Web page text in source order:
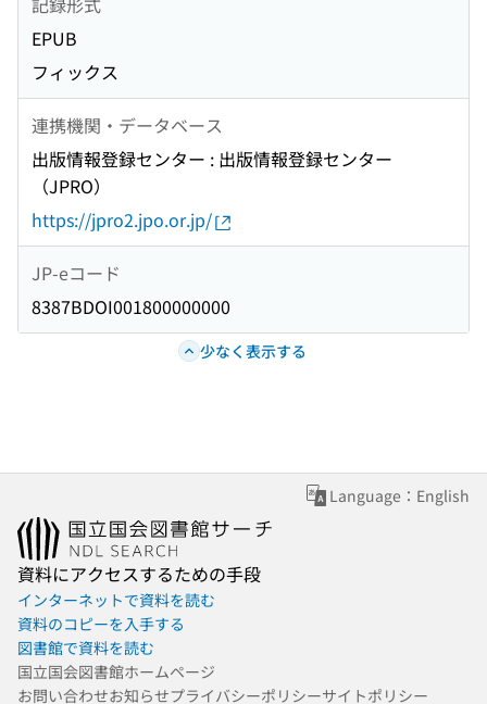
EPUB
フィックス
連携機関・データベース
出版情報登録センター : 出版情報登録センター
（JPRO）
https://jpro2.jpo.or.jp/
JP-eコード
8387BDOI001800000000
少なく表示する
Language：English
資料にアクセスするための手段
インターネットで資料を読む
資料のコピーを入手する
図書館で資料を読む
国立国会図書館ホームページ
お問い合わせお知らせプライバシーポリシーサイトポリシー